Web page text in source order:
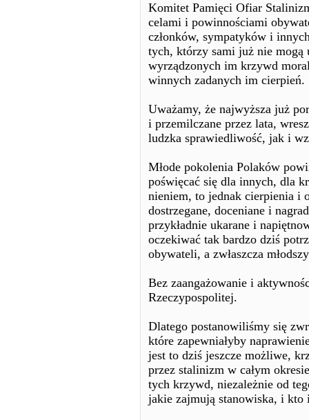
Komitet Pamięci Ofiar
celami i powinnościami
członków, sympatyków i
tych, którzy sami już nie mogą
wyrządzonych im krzywd
winnych zadanych im cierpień.
Uważamy, że najwyższa już
i przemilczane przez lata,
ludzka sprawiedliwość, jak i
Młode pokolenia Polaków
poświęcać się dla innych, dla
nieniem, to jednak cierpienia i
dostrzegane, doceniane i
przykładnie ukarane i
oczekiwać tak bardzo dziś
obywateli, a zwłaszcza
Bez zaangażowanie i
Rzeczypospolitej.
Dlatego postanowiliśmy się
które zapewniałyby
jest to dziś jeszcze możliwe,
przez stalinizm w całym
tych krzywd, niezależnie od
jakie zajmują stanowiska, i kto